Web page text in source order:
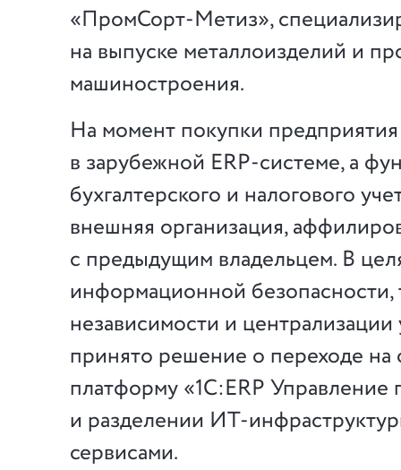
«ПромСорт-Метиз»,
на выпуске металлоизделий и
машиностроения.
На момент покупки
в зарубежной ERP-системе, а
бухгалтерского и налогового
внешняя организация,
с предыдущим владельцем. В
информационной безопасности,
независимости и
принято решение о переходе на
платформу «1С:ERP Управление
и разделении ИТ-
сервисами.